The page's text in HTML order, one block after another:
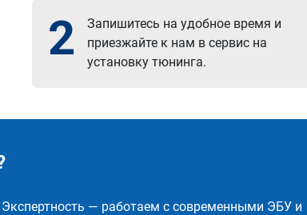
2
Запишитесь на удобное время и
приезжайте к нам в сервис на
установку тюнинга.
— работаем с современными ЭБУ и